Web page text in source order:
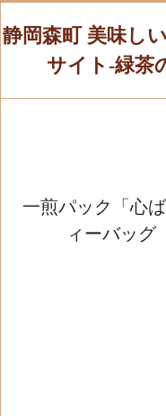
静岡森町 美味し
サイト-緑茶
一煎パック「心
ィーバッ